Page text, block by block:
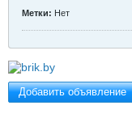
Метки: Нет
Добавить объявление